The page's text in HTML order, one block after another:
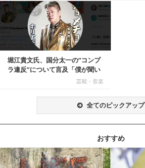
堀江貴文氏、国分太一の“コンプ
ラ違反”について言及「僕が聞い
芸能・音楽
全てのピックアップ
おすすめ
記事を読む